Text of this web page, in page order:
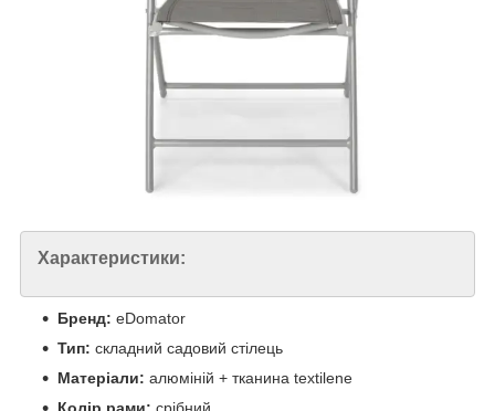
Характеристики:
Бренд: eDomator
Тип: складний садовий стілець
Матеріали: алюміній + тканина textilene